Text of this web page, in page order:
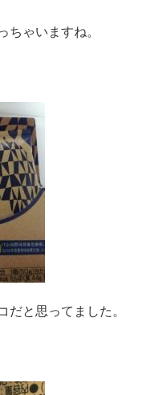
ちゃいますね。
だと思ってました。